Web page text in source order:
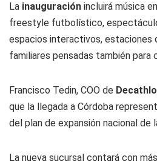
La inauguración incluirá música
freestyle futbolístico,
espacios interactivos,
familiares pensadas también para
Francisco Tedin, COO de
que la llegada a Córdoba
del plan de expansión nacional de
La nueva sucursal contará con